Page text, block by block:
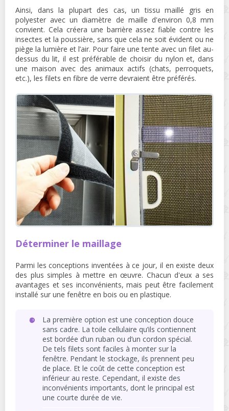
Ainsi, dans la plupart des cas, un tissu maillé gris en
polyester avec un diamètre de maille d'environ 0,8 mm
convient. Cela créera une barrière assez fiable contre les
insectes et la poussière, sans que cela ne soit évident ou ne
piège la lumière et l’air. Pour faire une tente avec un filet au-
dessus du lit, il est préférable de choisir du nylon et, dans
une maison avec des animaux actifs (chats, perroquets,
etc.), les filets en fibre de verre devraient être préférés.
Déterminer le maillage
Parmi les conceptions inventées à ce jour, il en existe deux
des plus simples à mettre en œuvre. Chacun d'eux a ses
avantages et ses inconvénients, mais peut être facilement
installé sur une fenêtre en bois ou en plastique.
La première option est une conception douce
sans cadre. La toile cellulaire qu’ils contiennent
est bordée d’un ruban ou d’un cordon spécial.
De tels filets sont faciles à monter sur la
fenêtre. Pendant le stockage, ils prennent peu
de place. Et le coût de cette conception est
inférieur au reste. Cependant, il existe des
inconvénients importants, dont le principal est
une courte durée de vie.